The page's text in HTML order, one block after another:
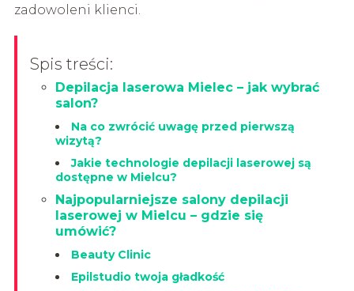
zadowoleni klienci.
Spis treści:
Depilacja laserowa Mielec – jak wybrać
salon?
Na co zwrócić uwagę przed pierwszą
wizytą?
Jakie technologie depilacji laserowej są
dostępne w Mielcu?
Najpopularniejsze salony depilacji
laserowej w Mielcu – gdzie się
umówić?
Beauty Clinic
Epilstudio twoja gładkość